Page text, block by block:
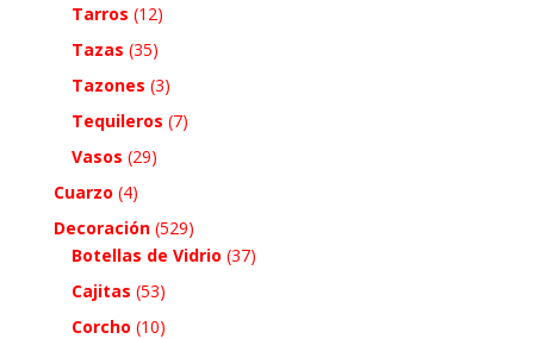
Tarros (12)
Tazas (35)
Tazones (3)
Tequileros (7)
Vasos (29)
Cuarzo (4)
Decoración (529)
Botellas de Vidrio (37)
Cajitas (53)
Corcho (10)